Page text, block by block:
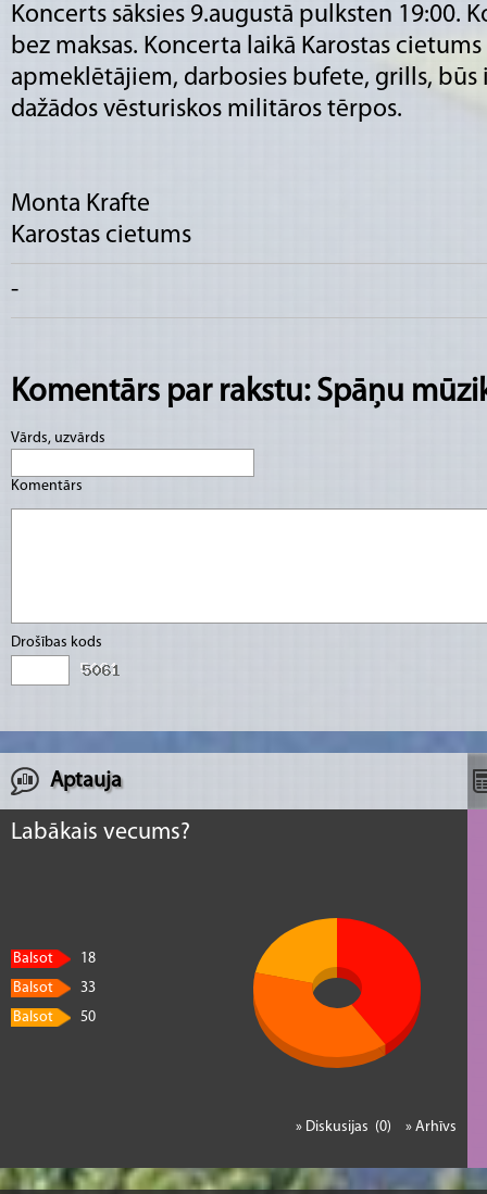
Koncerts sāksies 9.augustā pulksten 19:00.
bez maksas. Koncerta laikā Karostas
apmeklētājiem, darbosies bufete, grills,
dažādos vēsturiskos militāros tērpos.
Monta Krafte
Karostas cietums
-
Komentārs par rakstu: Spāņu
Vārds, uzvārds
Komentārs
Drošības kods
Aptauja
Labākais vecums?
Balsot
18
Balsot
33
Balsot
50
» Arhīvs
» Diskusijas (0)